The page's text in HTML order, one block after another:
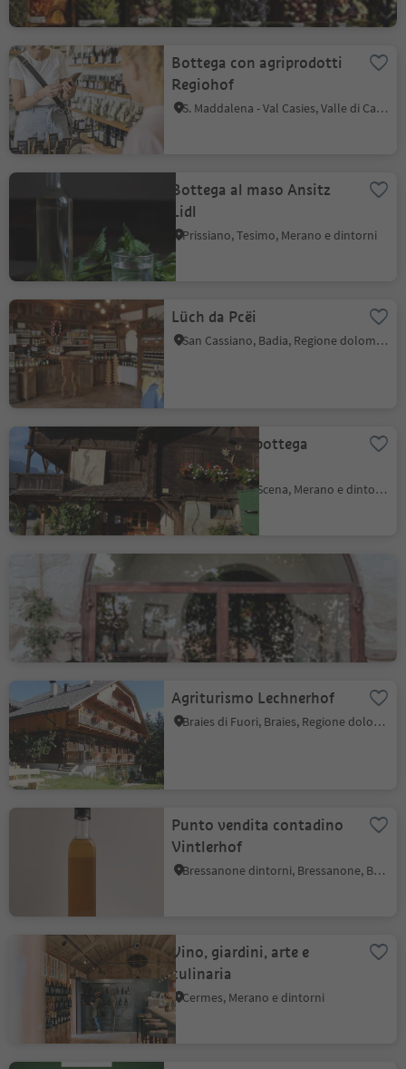
Bottega con agriprodotti
Regiohof
S. Maddalena - Val Casies, Valle di Casies
Bottega al maso Ansitz
Lidl
Prissiano, Tesimo, Merano e dintorni
Lüch da Pcëi
San Cassiano, Badia, Regione dolomitica Alta Badia
Gröberhof - bottega
contadina
Monte Scena, Scena, Merano e dintorni
Torgglerhof - Distilleria
Verdines, Scena, Merano e dintorni
Agriturismo Lechnerhof
Braies di Fuori, Braies, Regione dolomitica 3 Cime
Punto vendita contadino
Vintlerhof
Bressanone dintorni, Bressanone, Bressanone e dintorni
Vino, giardini, arte e
culinaria
Cermes, Merano e dintorni